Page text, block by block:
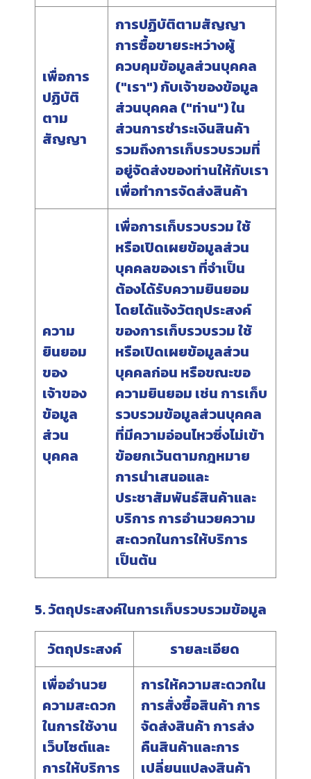
เพื่อการ
ปฏิบัติ
ตาม
สัญญา
การปฏิบัติตามสัญญา
การซื้อขายระหว่างผู้
ควบคุมข้อมูลส่วนบุคคล
("เรา") กับเจ้าของข้อมูล
ส่วนบุคคล ("ท่าน") ใน
ส่วนการชำระเงินสินค้า
รวมถึงการเก็บรวบรวมที่
อยู่จัดส่งของท่านให้กับเรา
เพื่อทำการจัดส่งสินค้า
ความ
ยินยอม
ของ
เจ้าของ
ข้อมูล
ส่วน
บุคคล
เพื่อการเก็บรวบรวม ใช้
หรือเปิดเผยข้อมูลส่วน
บุคคลของเรา ที่จำเป็น
ต้องได้รับความยินยอม
โดยได้แจ้งวัตถุประสงค์
ของการเก็บรวบรวม ใช้
หรือเปิดเผยข้อมูลส่วน
บุคคลก่อน หรือขณะขอ
ความยินยอม เช่น การเก็บ
รวบรวมข้อมูลส่วนบุคคล
ที่มีความอ่อนไหวซึ่งไม่เข้า
ข้อยกเว้นตามกฎหมาย
การนำเสนอและ
ประชาสัมพันธ์สินค้าและ
บริการ การอำนวยความ
สะดวกในการให้บริการ
เป็นต้น
5. วัตถุประสงค์ในการเก็บรวบรวมข้อมูล
วัตถุประสงค์
รายละเอียด
เพื่ออำนวย
ความสะดวก
ในการใช้งาน
เว็บไซต์และ
การให้บริการ
การให้ความสะดวกใน
การสั่งซื้อสินค้า การ
จัดส่งสินค้า การส่ง
คืนสินค้าและการ
เปลี่ยนแปลงสินค้า